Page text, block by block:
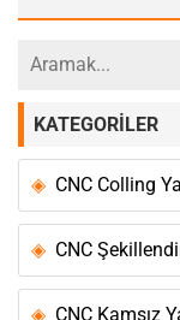
KATEGORILER
CNC Colling
CNC
CNC Kamsız